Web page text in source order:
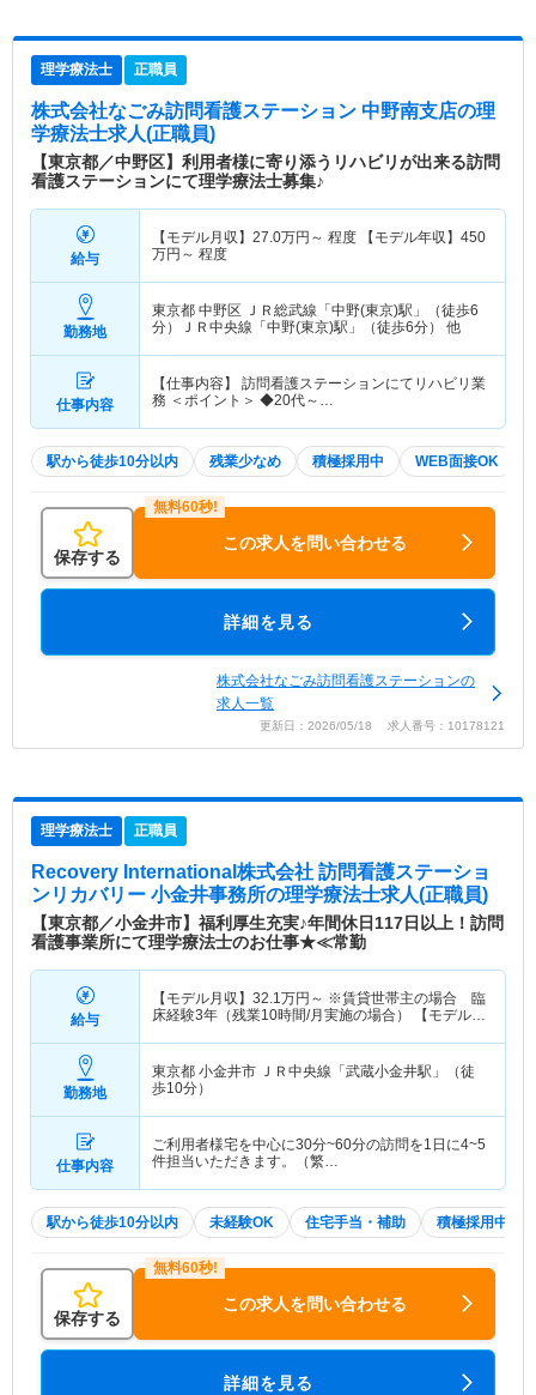
理学療法士 正職員
株式会社なごみ訪問看護ステーション 中野南支店の理
学療法士求人(正職員)
【東京都／中野区】利用者様に寄り添うリハビリが出来る訪問
看護ステーションにて理学療法士募集♪
給与
【モデル月収】 27.0万円～ 程度 【モデル年収】 450
万円～ 程度
勤務地
東京都 中野区 ＪＲ総武線「中野(東京)駅」（徒歩6
分）ＪＲ中央線「中野(東京)駅」（徒歩6分） 他
仕事内容
【仕事内容】 訪問看護ステーションにてリハビリ業
務 ＜ポイント＞ ◆20代～…
駅から徒歩10分以内 残業少なめ 積極採用中 WEB面接OK
保存する
この求人を問い合わせる
詳細を見る
株式会社なごみ訪問看護ステーションの
求人一覧
更新日：2026/05/18 求人番号：10178121
理学療法士 正職員
Recovery International株式会社 訪問看護ステーショ
ンリカバリー 小金井事務所の理学療法士求人(正職員)
【東京都／小金井市】福利厚生充実♪年間休日117日以上！訪問
看護事業所にて理学療法士のお仕事★≪常勤
給与
【モデル月収】 32.1万円～ ※賃貸世帯主の場合 臨
床経験3年（残業10時間/月実施の場合） 【モデル年
験3年（残業10時間/月実施の場合）
勤務地
東京都 小金井市 ＪＲ中央線「武蔵小金井駅」（徒
歩10分）
仕事内容
ご利用者様宅を中心に30分~60分の訪問を1日に4~5
件担当いただきます。（繁…
駅から徒歩10分以内 未経験OK 住宅手当・補助 積極採用中
保存する
この求人を問い合わせる
詳細を見る